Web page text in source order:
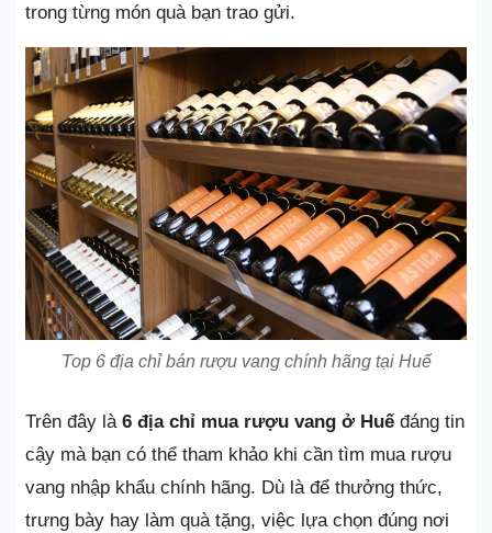
trong từng món quà bạn trao gửi.
Top 6 địa chỉ bán rượu vang chính hãng tại Huế
Trên đây là 6 địa chỉ mua rượu vang ở Huế đáng tin
cậy mà bạn có thể tham khảo khi cần tìm mua rượu
vang nhập khẩu chính hãng. Dù là để thưởng thức,
trưng bày hay làm quà tặng, việc lựa chọn đúng nơi